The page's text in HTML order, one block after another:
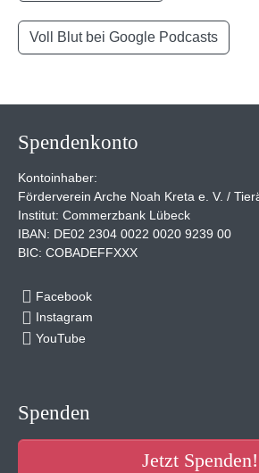
Voll Blut bei Google Podcasts
Spendenkonto
Kontoinhaber:
Förderverein Arche Noah Kreta e. V. /
Institut: Commerzbank Lübeck
IBAN: DE02 2304 0022 0020 9239 00
BIC: COBADEFFXXX
Facebook
Instagram
YouTube
Spenden
Jetzt Spenden!